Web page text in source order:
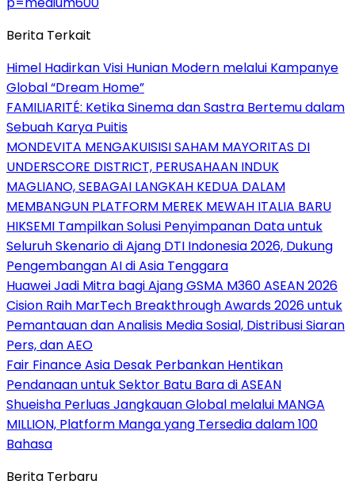
Berita Terkait
Himel Hadirkan Visi Hunian Modern melalui Kampanye
Global “Dream Home”
FAMILIARITÉ: Ketika Sinema dan Sastra Bertemu dalam
Sebuah Karya Puitis
MONDEVITA MENGAKUISISI SAHAM MAYORITAS DI
UNDERSCORE DISTRICT, PERUSAHAAN INDUK
MAGLIANO, SEBAGAI LANGKAH KEDUA DALAM
MEMBANGUN PLATFORM MEREK MEWAH ITALIA BARU
HIKSEMI Tampilkan Solusi Penyimpanan Data untuk
Seluruh Skenario di Ajang DTI Indonesia 2026, Dukung
Pengembangan AI di Asia Tenggara
Huawei Jadi Mitra bagi Ajang GSMA M360 ASEAN 2026
Cision Raih MarTech Breakthrough Awards 2026 untuk
Pemantauan dan Analisis Media Sosial, Distribusi Siaran
Pers, dan AEO
Fair Finance Asia Desak Perbankan Hentikan
Pendanaan untuk Sektor Batu Bara di ASEAN
Shueisha Perluas Jangkauan Global melalui MANGA
MILLION, Platform Manga yang Tersedia dalam 100
Bahasa
Berita Terbaru